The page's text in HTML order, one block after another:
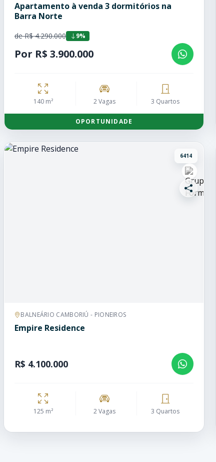
Apartamento à venda 3 dormitórios na
Barra Norte
de R$ 4.290.000 9%
Por R$ 3.900.000
140 m² 2 Vagas 3 Quartos
OPORTUNIDADE
6414
BALNEÁRIO CAMBORIÚ - PIONEIROS
Empire Residence
R$ 4.100.000
125 m² 2 Vagas 3 Quartos